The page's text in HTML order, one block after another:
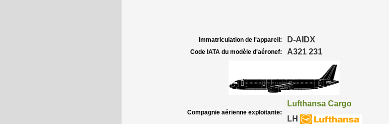
Immatriculation de l'appareil: D-AIDX
Code IATA du modèle d'aéronef: A321 231
Compagnie aérienne exploitante:
Lufthansa Cargo
LH